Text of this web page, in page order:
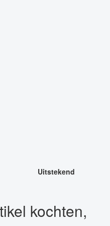
Uitstekend
kochten,